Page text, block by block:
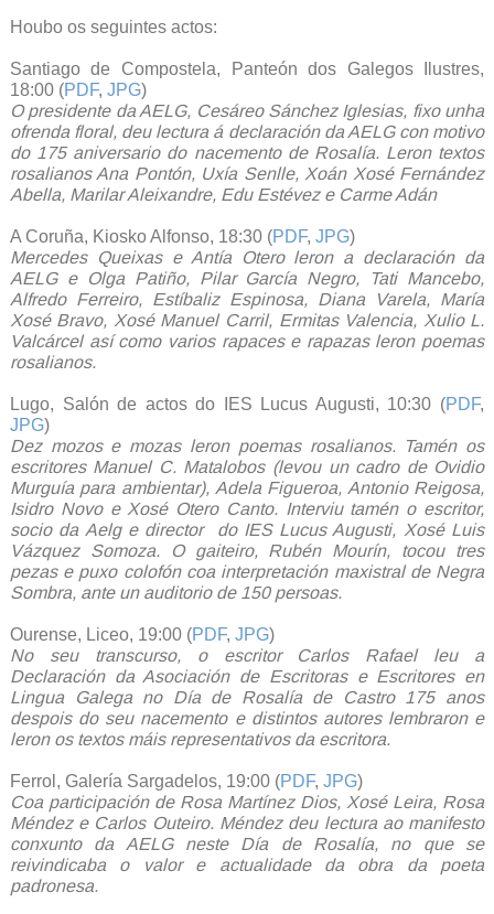
Houbo os seguintes actos:
Santiago de Compostela, Panteón dos Galegos Ilustres,
18:00 (PDF, JPG)
O presidente da AELG, Cesáreo Sánchez Iglesias, fixo unha
ofrenda floral, deu lectura á declaración da AELG con motivo
do 175 aniversario do nacemento de Rosalía. Leron textos
rosalianos Ana Pontón, Uxía Senlle, Xoán Xosé Fernández
Abella, Marilar Aleixandre, Edu Estévez e Carme Adán
A Coruña, Kiosko Alfonso, 18:30 (PDF, JPG)
Mercedes Queixas e Antía Otero leron a declaración da
AELG e Olga Patiño, Pilar García Negro, Tati Mancebo,
Alfredo Ferreiro, Estíbaliz Espinosa, Diana Varela, María
Xosé Bravo, Xosé Manuel Carril, Ermitas Valencia, Xulio L.
Valcárcel así como varios rapaces e rapazas leron poemas
rosalianos.
Lugo, Salón de actos do IES Lucus Augusti, 10:30 (PDF,
JPG)
Dez mozos e mozas leron poemas rosalianos. Tamén os
escritores Manuel C. Matalobos (levou un cadro de Ovidio
Murguía para ambientar), Adela Figueroa, Antonio Reigosa,
Isidro Novo e Xosé Otero Canto. Interviu tamén o escritor,
socio da Aelg e director do IES Lucus Augusti, Xosé Luis
Vázquez Somoza. O gaiteiro, Rubén Mourín, tocou tres
pezas e puxo colofón coa interpretación maxistral de Negra
Sombra, ante un auditorio de 150 persoas.
Ourense, Liceo, 19:00 (PDF, JPG)
No seu transcurso, o escritor Carlos Rafael leu a
Declaración da Asociación de Escritoras e Escritores en
Lingua Galega no Día de Rosalía de Castro 175 anos
despois do seu nacemento e distintos autores lembraron e
leron os textos máis representativos da escritora.
Ferrol, Galería Sargadelos, 19:00 (PDF, JPG)
Coa participación de Rosa Martínez Dios, Xosé Leira, Rosa
Méndez e Carlos Outeiro. Méndez deu lectura ao manifesto
conxunto da AELG neste Día de Rosalía, no que se
reivindicaba o valor e actualidade da obra da poeta
padronesa.